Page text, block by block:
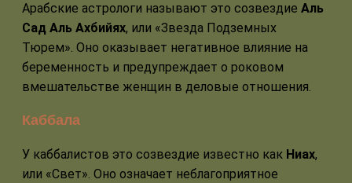
Арабские астрологи называют это созвездие Аль
Сад Аль Ахбийях, или «Звезда Подземных
Тюрем». Оно оказывает негативное влияние на
беременность и предупреждает о роковом
вмешательстве женщин в деловые отношения.
Каббала
У каббалистов это созвездие известно как Ниах,
или «Свет». Оно означает неблагоприятное